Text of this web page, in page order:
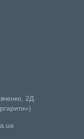
2Д